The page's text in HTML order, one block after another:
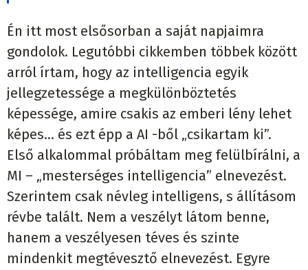
Én itt most elsősorban a saját napjaimra
gondolok. Legutóbbi cikkemben többek között
arról írtam, hogy az intelligencia egyik
jellegzetessége a megkülönböztetés
képessége, amire csakis az emberi lény lehet
képes… és ezt épp a AI -ből „csikartam ki”.
Első alkalommal próbáltam meg felülbírálni, a
MI – „mesterséges intelligencia” elnevezést.
Szerintem csak névleg intelligens, s állításom
révbe talált. Nem a veszélyt látom benne,
hanem a veszélyesen téves és szinte
mindenkit megtévesztő elnevezést. Egyre